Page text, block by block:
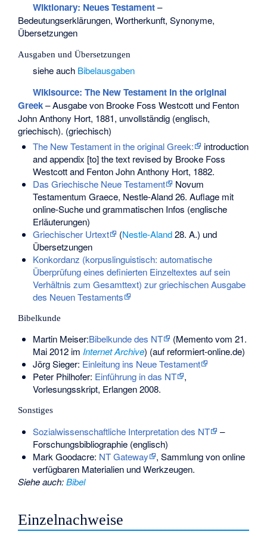
Wiktionary: Neues Testament–
Bedeutungserklärungen, Wortherkunft, Synonyme,
Übersetzungen
Ausgaben und Übersetzungen
siehe auch Bibelausgaben
Wikisource: The New Testament in the original
Greek– Ausgabe von Brooke Foss Westcott und Fenton
John Anthony Hort, 1881, unvollständig (englisch,
griechisch). (griechisch)
The New Testament in the original Greek:
introduction
and appendix [to] the text revised by Brooke Foss
Westcott and Fenton John Anthony Hort, 1882.
Das Griechische Neue Testament
Novum
Testamentum Graece, Nestle-Aland 26. Auflage mit
online-Suche und grammatischen Infos (englische
Erläuterungen)
Griechischer Urtext
(Nestle-Aland28. A.) und
Übersetzungen
Konkordanz (korpuslinguistisch: automatische
Überprüfung eines definierten Einzeltextes auf sein
Verhältnis zum Gesamttext) zur griechischen Ausgabe
des Neuen Testaments
Bibelkunde
Martin Meiser:Bibelkunde des NT (Mementovom 21.
Mai 2012 im Internet Archive) (auf reformiert-online.de)
Jörg Sieger: Einleitung ins Neue Testament
Peter Philhofer: Einführung in das NT
,
Vorlesungsskript, Erlangen 2008.
Sonstiges
Sozialwissenschaftliche Interpretation des NT
–
Forschungsbibliographie (englisch)
Mark Goodacre: NT Gateway
, Sammlung von online
verfügbaren Materialien und Werkzeugen.
Siehe auch:Bibel
Einzelnachweise